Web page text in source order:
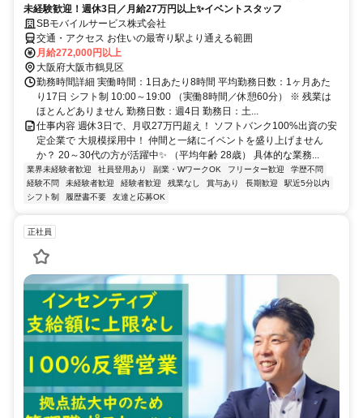
未経験歓迎！週休3日／月給27万円以上✨イベントスタッフ
SBモバイルサービス株式会社
交通・アクセス お住いの最寄り駅より通える範囲
月給272,000円以上
大阪府大阪市鶴見区
勤務時間詳細 実働時間：1日あたり8時間 平均勤務日数：1ヶ月あた
り17日 シフト制 10:00～19:00 （実働8時間／休憩60分） ※ 残業は
ほとんどありません 勤務日数：週4日 勤務日：土...
仕事内容 週休3日で、月収27万円超え！ ソフトバンク100%出資の安
定企業で 大規模採用中！ 仲間と一緒にイベントを盛り上げません
か？ 20～30代の方が活躍中✨ （平均年齢 28歳） 具体的な業務...
業界未経験者歓迎 社員登用あり 副業・WワークOK フリーター歓迎
学歴不問
経験不問
未経験者歓迎 経験者歓迎 残業なし 賞与あり 長期歓迎
駅近5分以内
シフト制
履歴書不要 友達と応募OK
正社員